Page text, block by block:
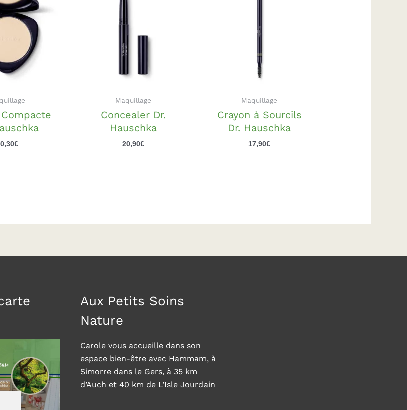
€
Maquillage
Concealer Dr.
Hauschka
20,90€
Maquillage
Crayon à Sourcils
Dr. Hauschka
17,90€
Aux Petits Soins
Nature
Carole vous accueille dans son
espace bien-être avec Hammam, à
Simorre dans le Gers, à 35 km
d’Auch et 40 km de L’Isle Jourdain